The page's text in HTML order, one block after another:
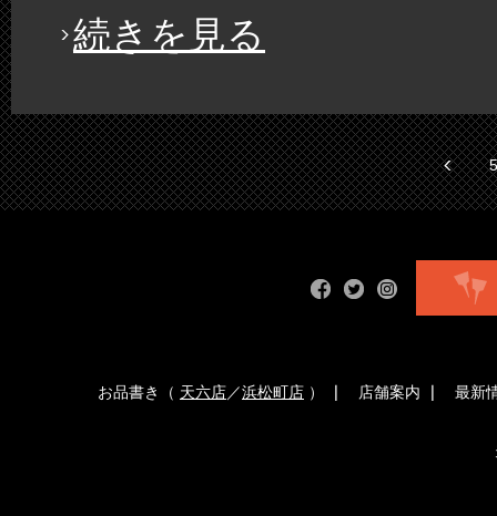
続きを見る
5
お品書き（ 天六店／浜松町店 ） 店舗案内 最新